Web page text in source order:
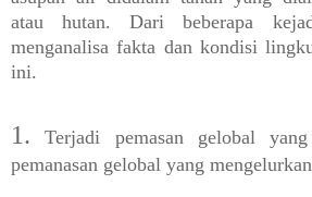
atau hutan. Dari beberapa
menganalisa fakta dan kondisi
ini.
1. Terjadi pemasan gelobal
pemanasan gelobal yang